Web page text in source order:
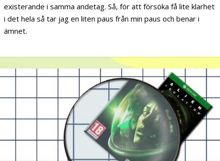
existerande i samma andetag. Så, för att försöka få lite klarhet
i det hela så tar jag en liten paus från min paus och benar i
ämnet.